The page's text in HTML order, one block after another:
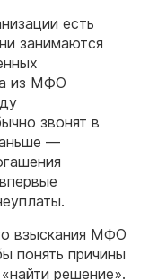
есть
занимаются
из МФО
звонят в
—
взыскания МФО
понять причины
решение».